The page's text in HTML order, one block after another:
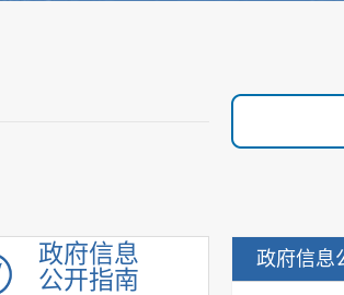
政府信息
公开指南
重大建设项目
稳岗就业
教育信息
政府信息